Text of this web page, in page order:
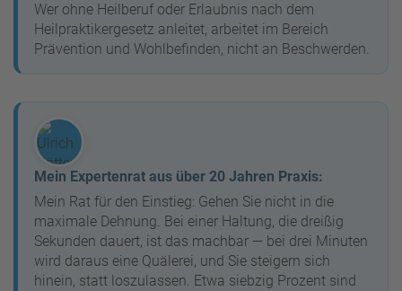
Wer ohne Heilberuf oder Erlaubnis nach dem
Heilpraktikergesetz anleitet, arbeitet im Bereich
Prävention und Wohlbefinden, nicht an Beschwerden.
Mein Expertenrat aus über 20 Jahren Praxis:
Mein Rat für den Einstieg: Gehen Sie nicht in die
maximale Dehnung. Bei einer Haltung, die dreißig
Sekunden dauert, ist das machbar — bei drei Minuten
wird daraus eine Quälerei, und Sie steigern sich
hinein, statt loszulassen. Etwa siebzig Prozent sind